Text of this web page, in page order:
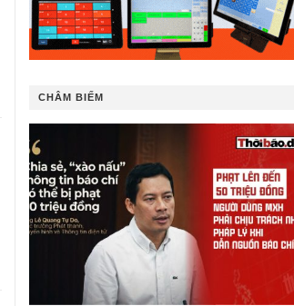
CHÂM BIẾM